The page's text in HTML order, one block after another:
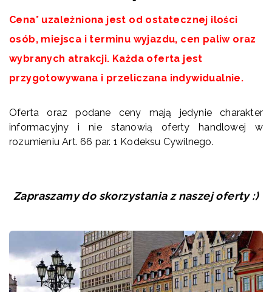
Cena* uzależniona jest od ostatecznej ilości
osób, miejsca i terminu wyjazdu, cen paliw oraz
wybranych atrakcji. Każda oferta jest
przygotowywana i przeliczana indywidualnie.
Oferta oraz podane ceny mają jedynie charakter
informacyjny i nie stanowią oferty handlowej w
rozumieniu Art. 66 par. 1 Kodeksu Cywilnego.
Zapraszamy do skorzystania z naszej oferty :)